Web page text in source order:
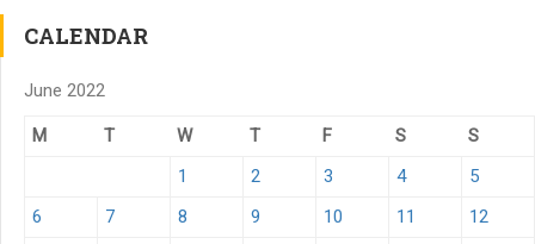
CALENDAR
June 2022
M T W T F S
S
1
2 3 4
5
6
7 8 9 10 11
12